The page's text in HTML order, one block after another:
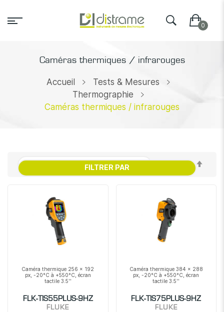
Caméras thermiques / infrarouges
Accueil
Tests & Mesures
Thermographie
Caméras thermiques / infrarouges
Caméra thermique 256 x 192
px, -20°C à +550°C, écran
tactile 3.5''
FLK-TIS55PLUS-9HZ
FLUKE
Caméra thermique 384 x 288
px, -20°C à +550°C, écran
tactile 3.5''
FLK-TIS75PLUS-9HZ
FLUKE
FILTRER PAR